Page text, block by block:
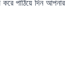
পাঠিয়ে দিন আপনার